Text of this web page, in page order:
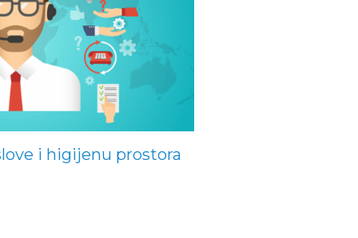
i higijenu prostora